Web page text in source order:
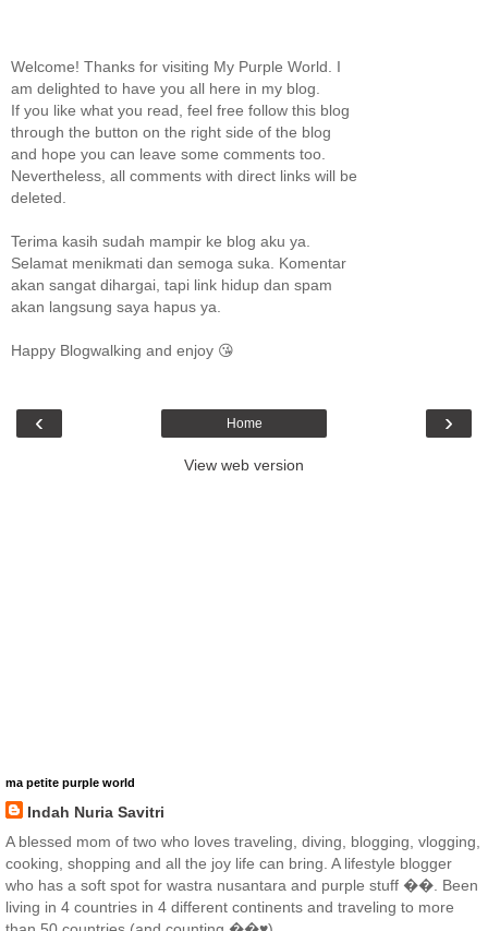
Welcome! Thanks for visiting My Purple World. I
am delighted to have you all here in my blog.
If you like what you read, feel free follow this blog
through the button on the right side of the blog
and hope you can leave some comments too.
Nevertheless, all comments with direct links will be
deleted.
Terima kasih sudah mampir ke blog aku ya.
Selamat menikmati dan semoga suka. Komentar
akan sangat dihargai, tapi link hidup dan spam
akan langsung saya hapus ya.
Happy Blogwalking and enjoy 😘
‹ ›
Home
View web version
ma petite purple world
Indah Nuria Savitri
A blessed mom of two who loves traveling, diving, blogging, vlogging,
cooking, shopping and all the joy life can bring. A lifestyle blogger
who has a soft spot for wastra nusantara and purple stuff ��. Been
living in 4 countries in 4 different continents and traveling to more